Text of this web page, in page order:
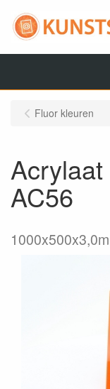
Fluor kleuren
AC56